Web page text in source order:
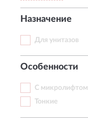
Назначение
Для унитазов
Особенности
С микролифтом
Тонкие